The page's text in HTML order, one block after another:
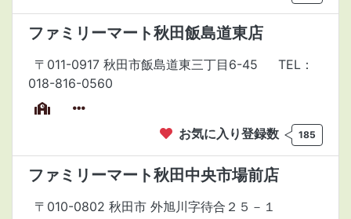
ファミリーマート秋田飯島道東店
〒011-0917 秋田市飯島道東三丁目6-45
TEL：
018-816-0560
お気に入り登録数 185
ファミリーマート秋田中央市場前店
〒010-0802 秋田市 外旭川字待合２５－１